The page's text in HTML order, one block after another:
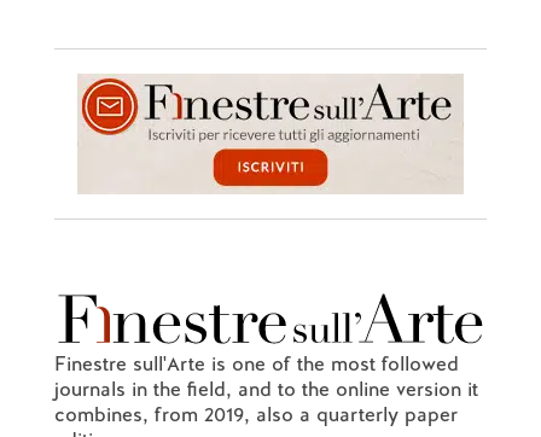
Finestre sull'Arte is one of the most followed
journals in the field, and to the online version it
combines, from 2019, also a quarterly paper